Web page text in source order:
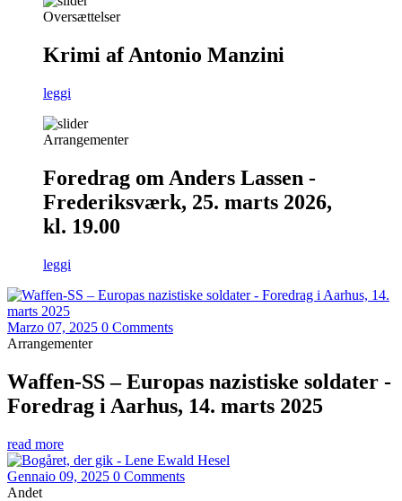
Oversættelser
Krimi af Antonio Manzini
leggi
Arrangementer
Foredrag om Anders Lassen -
Frederiksværk, 25. marts 2026,
kl. 19.00
leggi
Marzo 07, 2025 0 Comments
Arrangementer
Waffen-SS – Europas nazistiske soldater -
Foredrag i Aarhus, 14. marts 2025
read more
Gennaio 09, 2025 0 Comments
Andet